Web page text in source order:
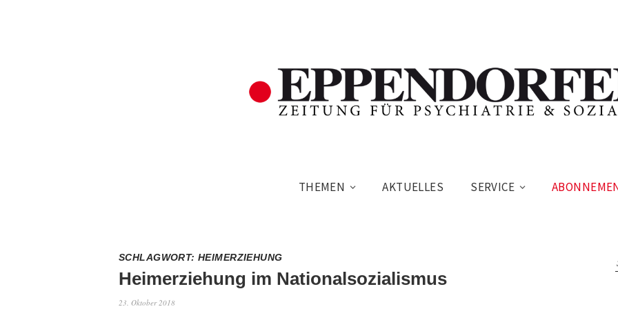
THEMEN AKTUELLES SERVICE
SCHLAGWORT:HEIMERZIEHUNG
Heimerziehung im Nationalsozialismus
23. Oktober 2018